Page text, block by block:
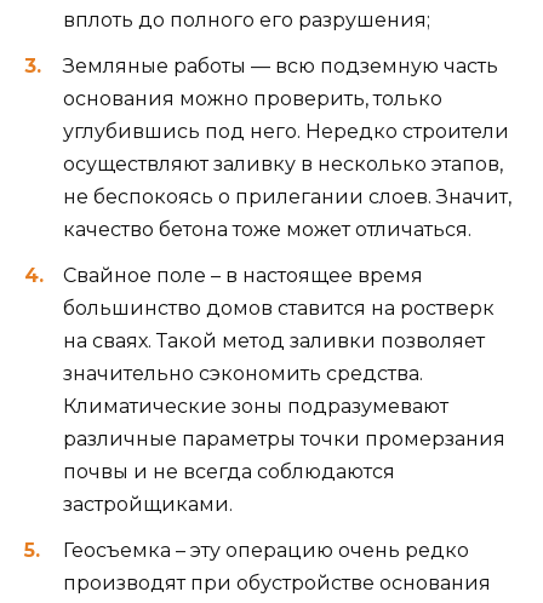
вплоть до полного его разрушения;
Земляные работы — всю подземную часть
основания можно проверить, только
углубившись под него. Нередко строители
осуществляют заливку в несколько этапов,
не беспокоясь о прилегании слоев. Значит,
качество бетона тоже может отличаться.
Свайное поле – в настоящее время
большинство домов ставится на ростверк
на сваях. Такой метод заливки позволяет
значительно сэкономить средства.
Климатические зоны подразумевают
различные параметры точки промерзания
почвы и не всегда соблюдаются
застройщиками.
Геосъемка – эту операцию очень редко
производят при обустройстве основания